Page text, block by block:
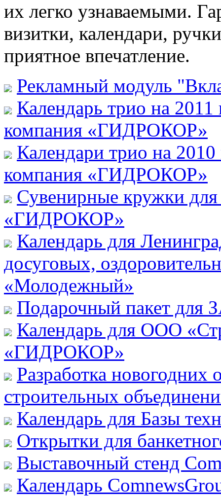
их легко узнаваемыми.
визитки, календари,
приятное впечатление.
Рекламный модуль
Календарь трио на
компания «ГИДРОКОР»
Календари трио на
компания «ГИДРОКОР»
Сувенирные кружки
«ГИДРОКОР»
Календарь для
досуговых,
«Молодежный»
Подарочный пакет для
Календарь для ООО
«ГИДРОКОР»
Разработка
строительных
Календарь для Базы
Открытки для
Выставочный стенд
Календарь